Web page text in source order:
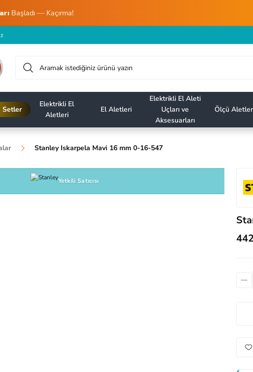
Başladı — Kaçırma!
Setler
Elektrikli El
Aletleri
El Aletleri
Elektrikli El Aleti
Uçları ve
Aksesuarları
Ölçü
Stanley Iskarpela Mavi 16 mm 0-16-547
Yetkili Satıcısı